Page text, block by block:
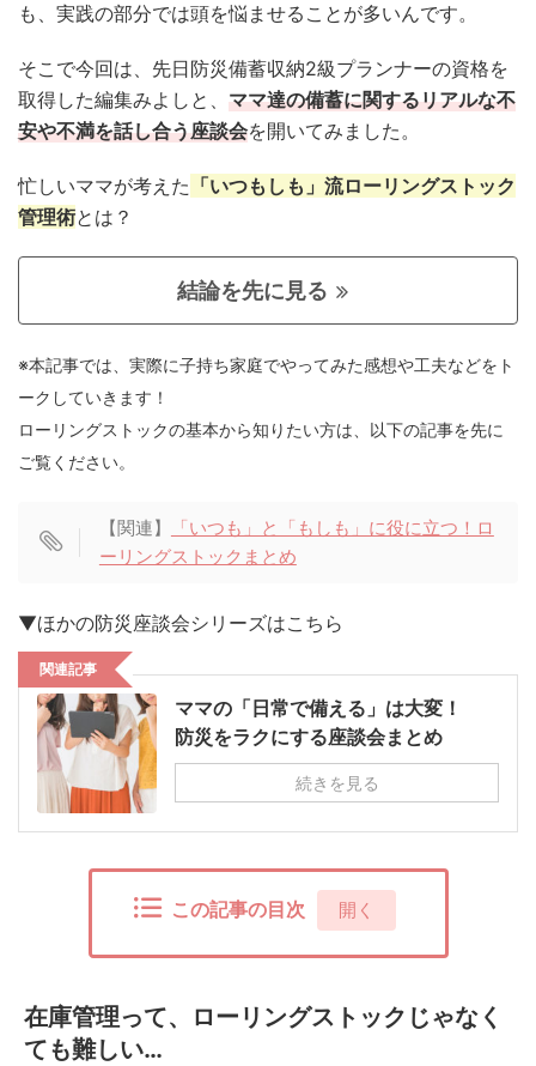
も、実践の部分では頭を悩ませることが多いんです。
そこで今回は、先日防災備蓄収納2級プランナーの資格を
取得した編集みよしと、 ママ達の備蓄に関するリアルな不
安や不満を話し合う座談会を開いてみました。
忙しいママが考えた 「いつもしも」流ローリングストック
管理術とは？
結論を先に見る
※本記事では、実際に子持ち家庭でやってみた感想や工夫などをト
ークしていきます！
ローリングストックの基本から知りたい方は、以下の記事を先に
ご覧ください。
【関連】
「いつも」と「もしも」に役に立つ！ロ
ーリングストックまとめ
▼ほかの防災座談会シリーズはこちら
関連記事
ママの「日常で備える」は大変！
防災をラクにする座談会まとめ
続きを見る
この記事の目次 開く
在庫管理って、ローリングストックじゃなく
ても難しい…